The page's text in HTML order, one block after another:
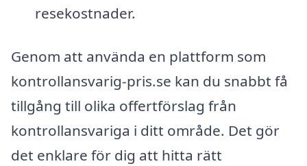
resekostnader.
Genom att använda en plattform som
kontrollansvarig-pris.se kan du snabbt få
tillgång till olika offertförslag från
kontrollansvariga i ditt område. Det gör
det enklare för dig att hitta rätt